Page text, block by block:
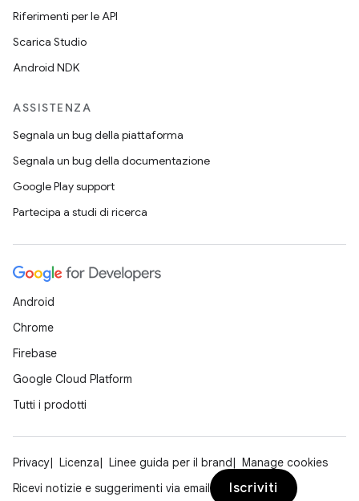
Riferimenti per le API
Scarica Studio
Android NDK
ASSISTENZA
Segnala un bug della piattaforma
Segnala un bug della documentazione
Google Play support
Partecipa a studi di ricerca
Android
Chrome
Firebase
Google Cloud Platform
Tutti i prodotti
Privacy Licenza Linee guida per il brand
Manage cookies
Ricevi notizie e suggerimenti via email
Iscriviti